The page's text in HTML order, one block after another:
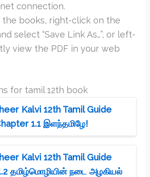
connection.
the books, right-click on the
select “Save Link As…”, or left-
view the PDF in your web
for tamil 12th book
Kalvi 12th Tamil Guide
1.1 இளந்தமிழே!
Kalvi 12th Tamil Guide
தமிழ்மொழியின் நடை அழகியல்